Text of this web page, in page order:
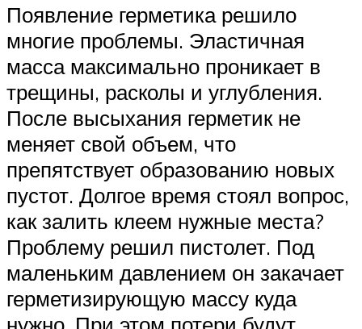
Появление герметика решило
многие проблемы. Эластичная
масса максимально проникает в
трещины, расколы и углубления.
После высыхания герметик не
меняет свой объем, что
препятствует образованию новых
пустот. Долгое время стоял вопрос,
как залить клеем нужные места?
Проблему решил пистолет. Под
маленьким давлением он закачает
герметизирующую массу куда
нужно. При этом потери будут